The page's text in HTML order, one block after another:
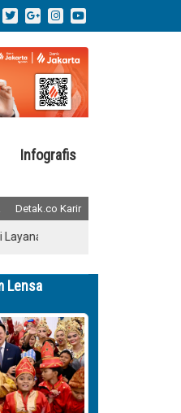
Infografis
Detak.co Karir
Tanpa Menghilangkan
Lensa